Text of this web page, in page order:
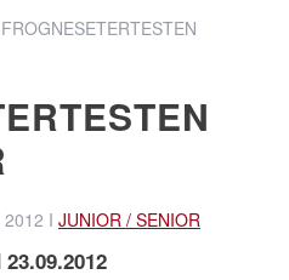
FROGNESETERTESTEN
2012 I JUNIOR / SENIOR